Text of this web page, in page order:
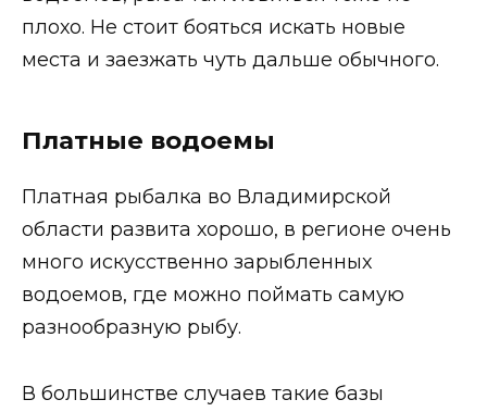
плохо. Не стоит бояться искать новые
места и заезжать чуть дальше обычного.
Платные водоемы
Платная рыбалка во Владимирской
области развита хорошо, в регионе очень
много искусственно зарыбленных
водоемов, где можно поймать самую
разнообразную рыбу.
В большинстве случаев такие базы